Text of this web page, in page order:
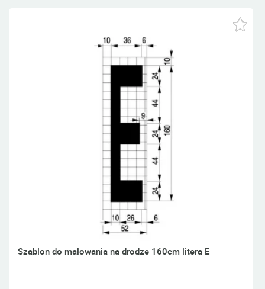
Szablon do malowania na drodze 160cm litera E